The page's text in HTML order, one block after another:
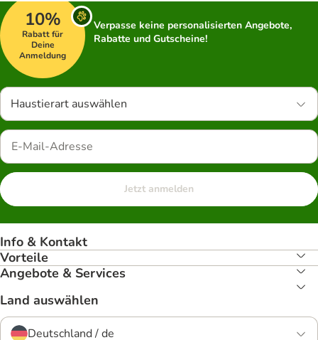
10%
Rabatt für
Deine
Anmeldung
Verpasse keine personalisierten Angebote,
Rabatte und Gutscheine!
Haustierart auswählen
Jetzt anmelden
Info & Kontakt
Vorteile
Angebote & Services
Land auswählen
Deutschland / de